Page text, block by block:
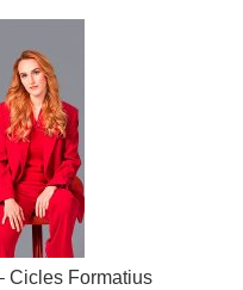
Cicles Formatius